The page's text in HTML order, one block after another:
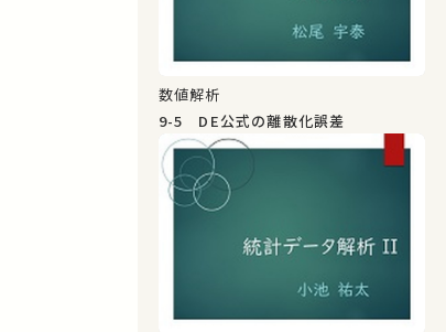
数値解析
9-5 DE公式の離散化誤差